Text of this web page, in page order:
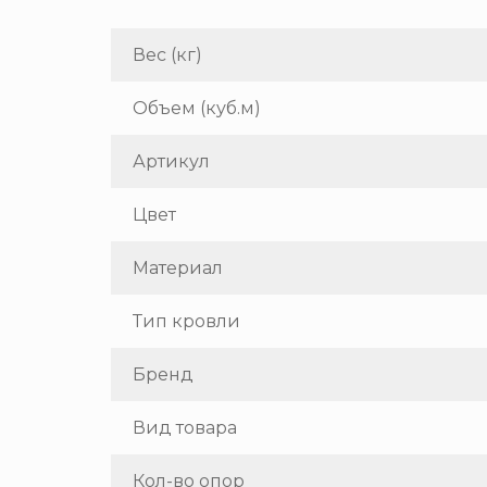
Вес (кг)
Объем (куб.м)
Артикул
Цвет
Материал
Тип кровли
Бренд
Вид товара
Кол-во опор